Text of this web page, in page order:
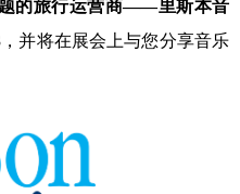
题的旅行运营商——里斯本音
并将在展会上与您分享音乐